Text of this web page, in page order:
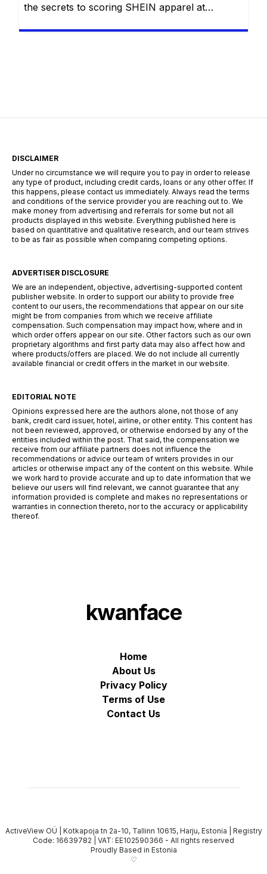
the secrets to scoring SHEIN apparel at
search codes—this guide […]
DISCLAIMER
Under no circumstance we will require you to pay in order to release
any type of product, including credit cards, loans or any other offer. If
this happens, please contact us immediately. Always read the terms
and conditions of the service provider you are reaching out to. We
make money from advertising and referrals for some but not all
products displayed in this website. Everything published here is
based on quantitative and qualitative research, and our team strives
to be as fair as possible when comparing competing options.
ADVERTISER DISCLOSURE
We are an independent, objective, advertising-supported content
publisher website. In order to support our ability to provide free
content to our users, the recommendations that appear on our site
might be from companies from which we receive affiliate
compensation. Such compensation may impact how, where and in
which order offers appear on our site. Other factors such as our own
proprietary algorithms and first party data may also affect how and
where products/offers are placed. We do not include all currently
available financial or credit offers in the market in our website.
EDITORIAL NOTE
Opinions expressed here are the authors alone, not those of any
bank, credit card issuer, hotel, airline, or other entity. This content has
not been reviewed, approved, or otherwise endorsed by any of the
entities included within the post. That said, the compensation we
receive from our affiliate partners does not influence the
recommendations or advice our team of writers provides in our
articles or otherwise impact any of the content on this website. While
we work hard to provide accurate and up to date information that we
believe our users will find relevant, we cannot guarantee that any
information provided is complete and makes no representations or
warranties in connection thereto, nor to the accuracy or applicability
thereof.
kwanface
Home
About Us
Privacy Policy
Terms of Use
Contact Us
ActiveView OÜ | Kotkapoja tn 2a-10, Tallinn 10615, Harju, Estonia | Registry
Code: 16639782 | VAT: EE102590366 - All rights reserved
Proudly Based in Estonia
♡